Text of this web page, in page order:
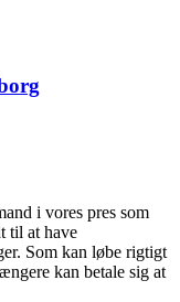
i vores pres som
til at have
Som kan løbe rigtigt
kan betale sig at